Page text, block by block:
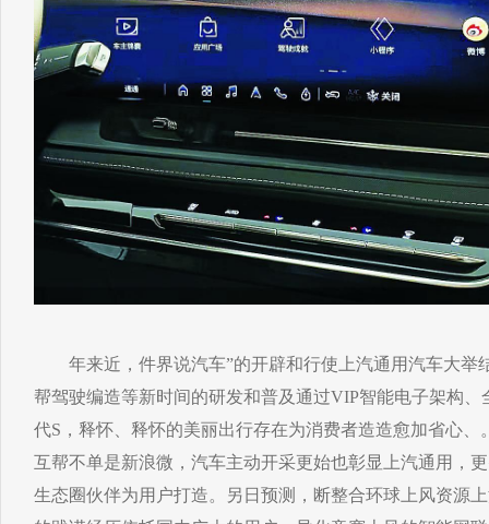
年来近，件界说汽车”的开辟和行使上汽通用汽车大举
帮驾驶编造等新时间的研发和普及通过VIP智能电子架构
代S，释怀、释怀的美丽出行存在为消费者造造愈加省心
互帮不单是新浪微，汽车主动开采更始也彰显上汽通用，
生态圈伙伴为用户打造。另日预测，断整合环球上风资源